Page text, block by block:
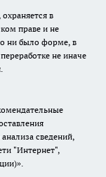
в
праве и не
ни было форме, в
не иначе
сведений,
"Интернет",